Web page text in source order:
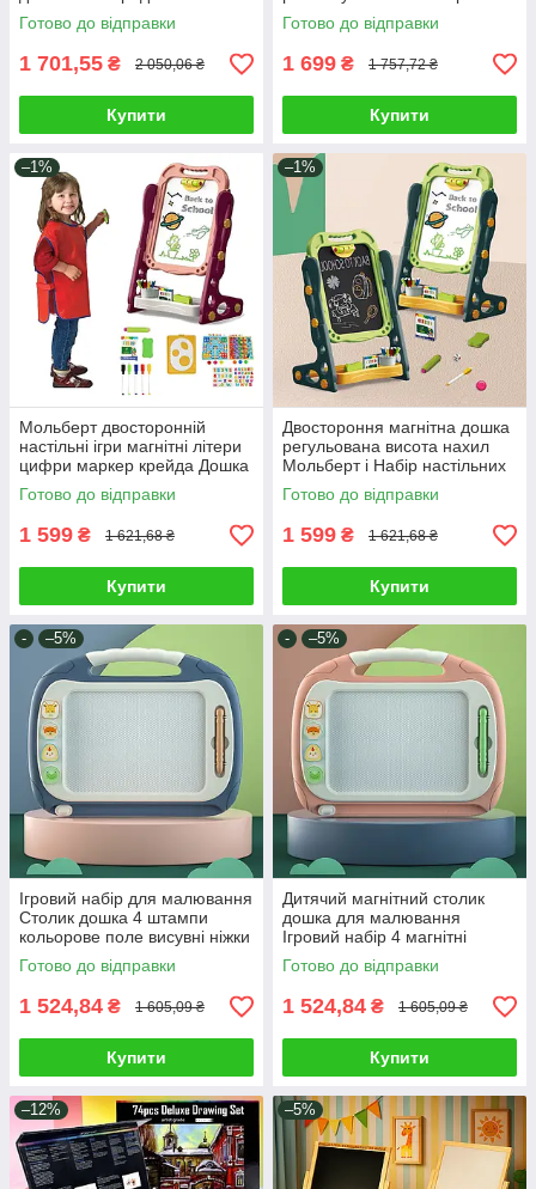
гель і рамка Збережи
моменти дитинства
Готово до відправки
1 701,55 ₴ 2 050,06 ₴
Купити
магнітна дошка з піаніно для
ігор та вивчення англійської
Готово до відправки
1 699 ₴ 1 757,72 ₴
Купити
–1%
Мольберт двосторонній
настільні ігри магнітні літери
цифри маркер крейда Дошка
пиши-стирай регульована
висота
Готово до відправки
1 599 ₴ 1 621,68 ₴
Купити
–1%
Двостороння магнітна дошка
регульована висота нахил
Мольберт і Набір настільних
ігор літери цифри крейда
маркер
Готово до відправки
1 599 ₴ 1 621,68 ₴
Купити
- –5%
Ігровий набір для малювання
Столик дошка 4 штампи
кольорове поле висувні ніжки
ручка з магнітним
наконечником
Готово до відправки
1 524,84 ₴ 1 605,09 ₴
Купити
- –5%
Дитячий магнітний столик
дошка для малювання
Ігровий набір 4 магнітні
штампи кольорове поле
висувні ніжки
Готово до відправки
1 524,84 ₴ 1 605,09 ₴
Купити
–12% –5%